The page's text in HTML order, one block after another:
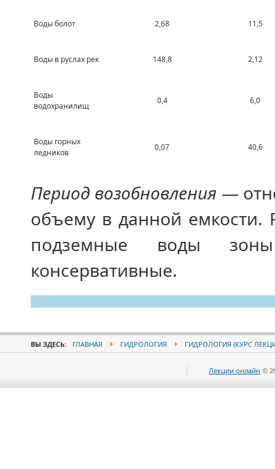
Воды болот 2,68 11,5
Воды в руслах рек 148,8 2,12
Воды
водохранилищ
0,4 6,0
Воды горных
ледников
0,07 40,6
Период возобновления —
объему в данной
подземные воды
консервативные.
ВЫ ЗДЕСЬ: ГЛАВНАЯ ГИДРОЛОГИЯ ГИДРОЛОГИЯ (КУРС
Лекции онлайн ©